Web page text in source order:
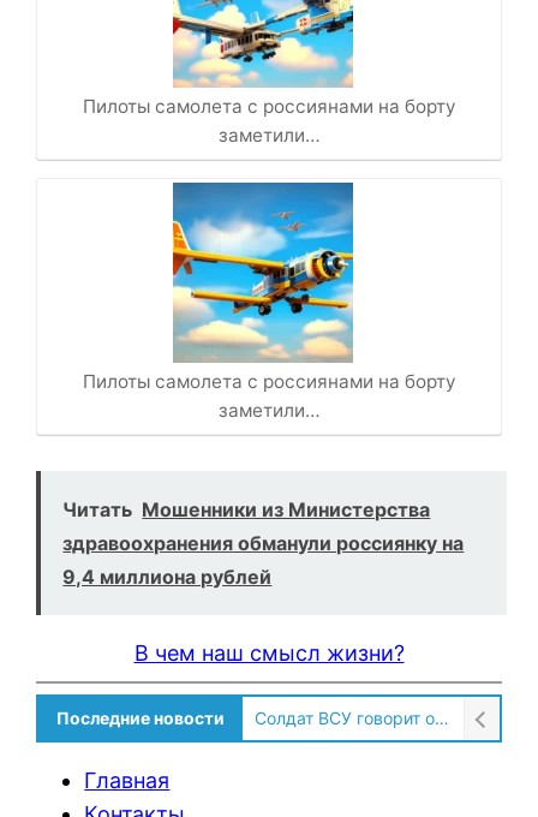
Пилоты самолета с россиянами на борту
заметили…
Пилоты самолета с россиянами на борту
заметили…
Читать Мошенники из Министерства
здравоохранения обманули россиянку на
9,4 миллиона рублей
В чем наш смысл жизни?
Последние новости Солдат ВСУ говорит о том, чтобы продавали топливо для ремонта техники в Угледаре
Главная